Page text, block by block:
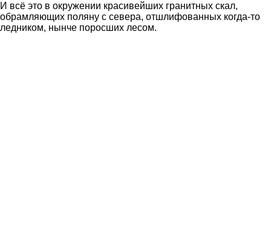
И всё это в окружении красивейших гранитных скал,
обрамляющих поляну с севера, отшлифованных когда-то
ледником, нынче поросших лесом.